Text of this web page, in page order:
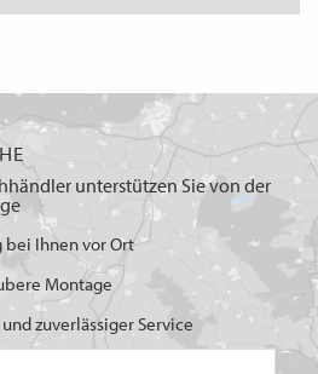
unterstützen Sie von der
bei Ihnen vor Ort
Montage
zuverlässiger Service